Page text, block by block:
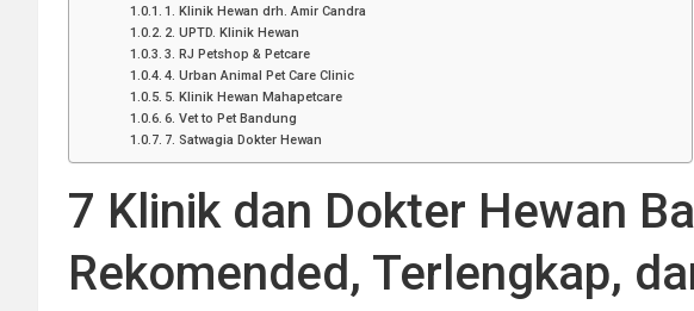
1. Klinik Hewan drh. Amir Candra
2. UPTD. Klinik Hewan
3. RJ Petshop & Petcare
4. Urban Animal Pet Care Clinic
5. Klinik Hewan Mahapetcare
6. Vet to Pet Bandung
7. Satwagia Dokter Hewan
7 Klinik dan Dokter Hewan
Rekomended, Terlengkap,